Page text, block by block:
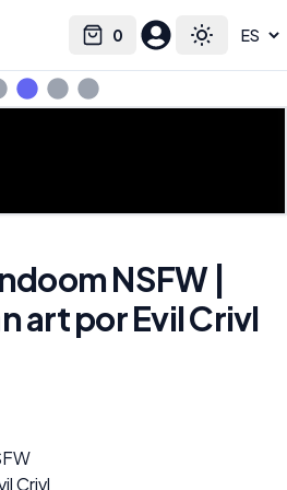
0
Cart Toggle
Select language
NSFW |
art por Evil Crivl
Crivl